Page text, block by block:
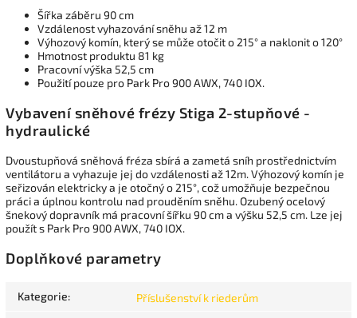
Šířka záběru 90 cm
Vzdálenost vyhazování sněhu až 12 m
Výhozový komín, který se může otočit o 215° a naklonit o 120°
Hmotnost produktu 81 kg
Pracovní výška 52,5 cm
Použití pouze pro Park Pro 900 AWX, 740 IOX.
Vybavení sněhové frézy Stiga 2-stupňové -
hydraulické
Dvoustupňová sněhová fréza sbírá a zametá sníh prostřednictvím
ventilátoru a vyhazuje jej do vzdálenosti až 12m. Výhozový komín je
seřizován elektricky a je otočný o 215°, což umožňuje bezpečnou
práci a úplnou kontrolu nad prouděním sněhu. Ozubený ocelový
šnekový dopravník má pracovní šířku 90 cm a výšku 52,5 cm. Lze jej
použít s Park Pro 900 AWX, 740 IOX.
Doplňkové parametry
Kategorie: Příslušenství k riederům